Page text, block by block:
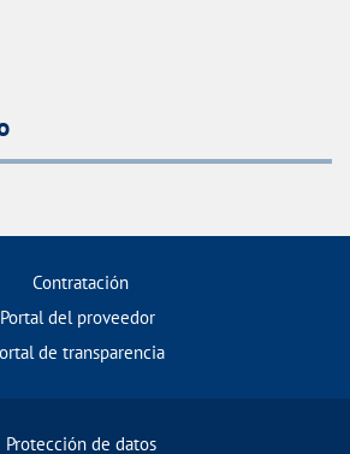
Contratación
Portal del proveedor
de transparencia
Protección de datos